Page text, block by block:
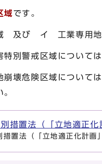
域です。
び イ 工業専用地
別警戒区域について
壊危険区域について
措置法（「立地適正
措置法（「立地適正化計画